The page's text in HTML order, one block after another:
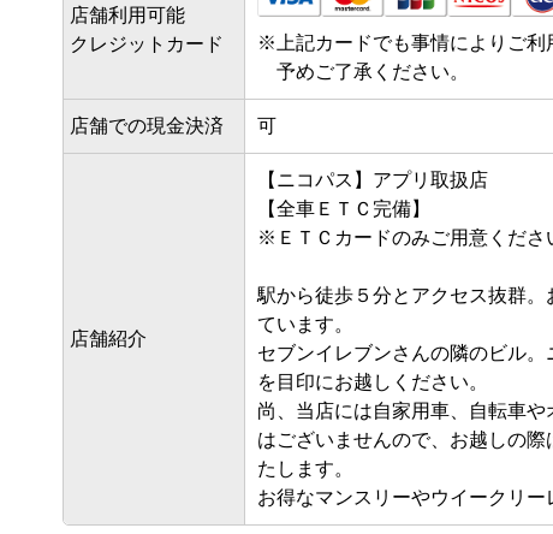
店舗利用可能
クレジットカード
※ 上記カードでも事情によりご
予めご了承ください。
店舗での現金決済 可
店舗紹介
【ニコパス】アプリ取扱店
【全車ＥＴＣ完備】
※ＥＴＣカードのみご用意くださ
駅から徒歩５分とアクセス抜群
ています。
セブンイレブンさんの隣のビル
を目印にお越しください。
尚、当店には自家用車、自転車
はございませんので、お越しの
たします。
お得なマンスリーやウイークリー